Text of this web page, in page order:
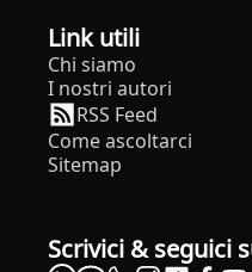
Link utili
Chi siamo
I nostri autori
RSS Feed
Come ascoltarci
Sitemap
Scrivici & seguici